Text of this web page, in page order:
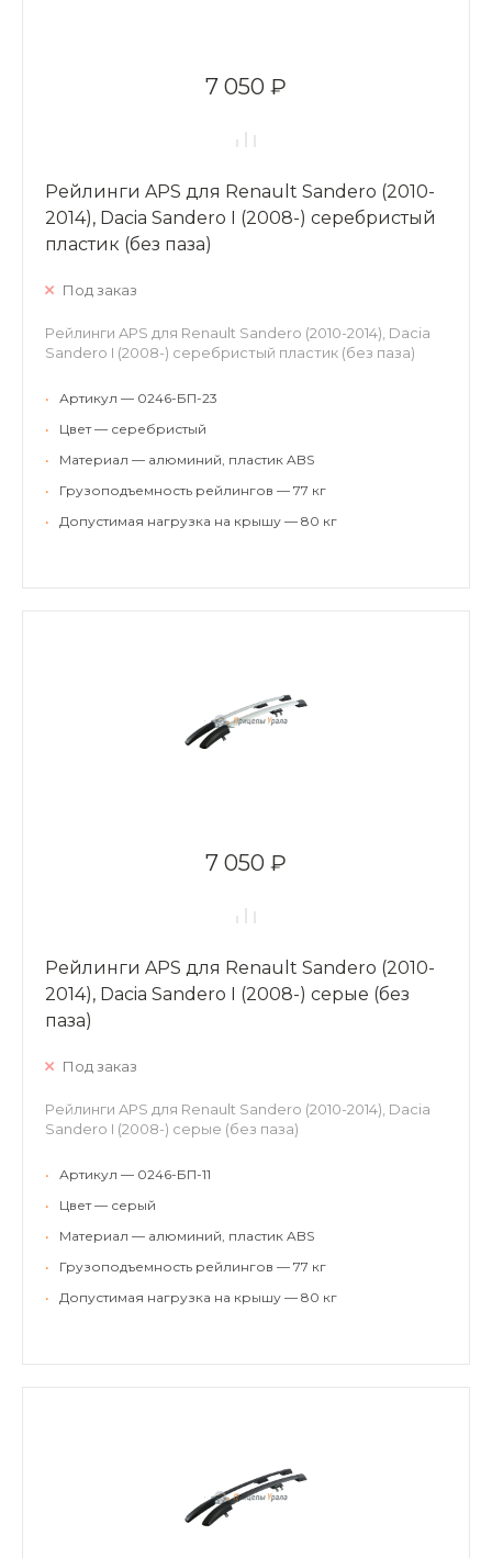
7 050 ₽
Рейлинги APS для Renault Sandero (2010-
2014), Dacia Sandero I (2008-) серебристый
пластик (без паза)
Под заказ
Рейлинги APS для Renault Sandero (2010-2014), Dacia
Sandero I (2008-) серебристый пластик (без паза)
•
Артикул — 0246-БП-23
•
Цвет — серебристый
•
Материал — алюминий, пластик ABS
•
Грузоподъемность рейлингов — 77 кг
•
Допустимая нагрузка на крышу — 80 кг
7 050 ₽
Рейлинги APS для Renault Sandero (2010-
2014), Dacia Sandero I (2008-) серые (без
паза)
Под заказ
Рейлинги APS для Renault Sandero (2010-2014), Dacia
Sandero I (2008-) серые (без паза)
•
Артикул — 0246-БП-11
•
Цвет — серый
•
Материал — алюминий, пластик ABS
•
Грузоподъемность рейлингов — 77 кг
•
Допустимая нагрузка на крышу — 80 кг